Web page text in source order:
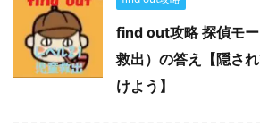
find out攻略 探偵モ
救出）の答え【隠さ
けよう】